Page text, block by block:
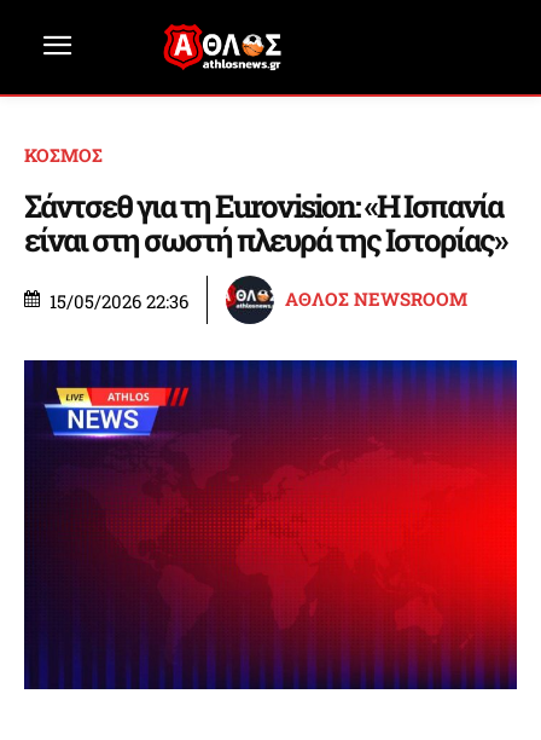
ΚΟΣΜΟΣ
Σάντσεθ για τη Eurovision: «Η Ισπανία
είναι στη σωστή πλευρά της Ιστορίας»
15/05/2026 22:36 ΑΘΛΟΣ NEWSROOM